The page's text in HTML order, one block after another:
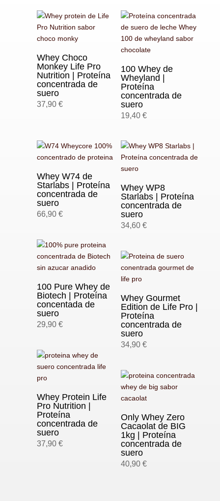
Whey Choco
Monkey Life Pro
Nutrition | Proteína
concentrada de
suero
37,90 €
100 Whey de
Wheyland |
Proteína
concentrada de
suero
19,40 €
Whey W74 de
Starlabs | Proteína
concentrada de
suero
66,90 €
Whey WP8
Starlabs | Proteína
concentrada de
suero
34,60 €
100 Pure Whey de
Biotech | Proteína
concentada de
suero
29,90 €
Whey Gourmet
Edition de Life Pro |
Proteína
concentrada de
suero
34,90 €
Whey Protein Life
Pro Nutrition |
Proteína
concentrada de
suero
37,90 €
Only Whey Zero
Cacaolat de BIG
1kg | Proteína
concentrada de
suero
40,90 €